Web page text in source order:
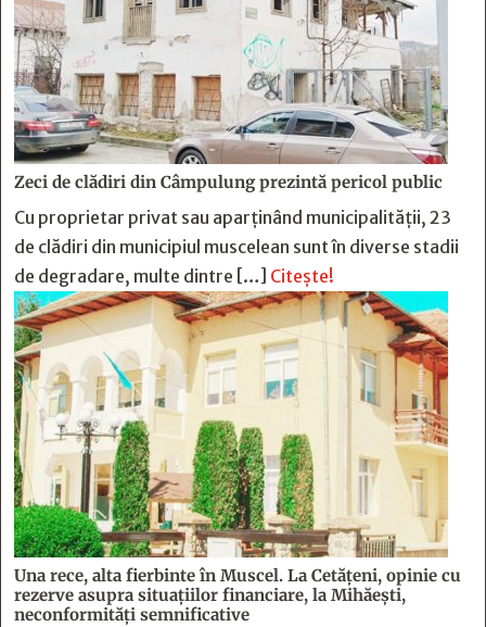
Zeci de clădiri din Câmpulung prezintă pericol public
Cu proprietar privat sau aparținând municipalității, 23
de clădiri din municipiul muscelean sunt în diverse stadii
de degradare, multe dintre […] Citește!
Una rece, alta fierbinte în Muscel. La Cetăţeni, opinie cu
rezerve asupra situaţiilor financiare, la Mihăeşti,
neconformităţi semnificative